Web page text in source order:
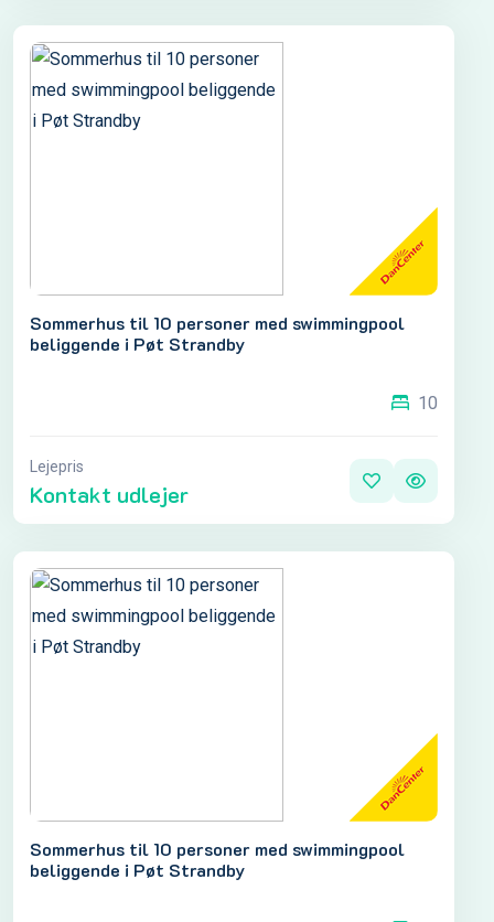
Sommerhus til 10 personer med swimmingpool
beliggende i Pøt Strandby
10
Lejepris
Kontakt udlejer
Sommerhus til 10 personer med swimmingpool
beliggende i Pøt Strandby